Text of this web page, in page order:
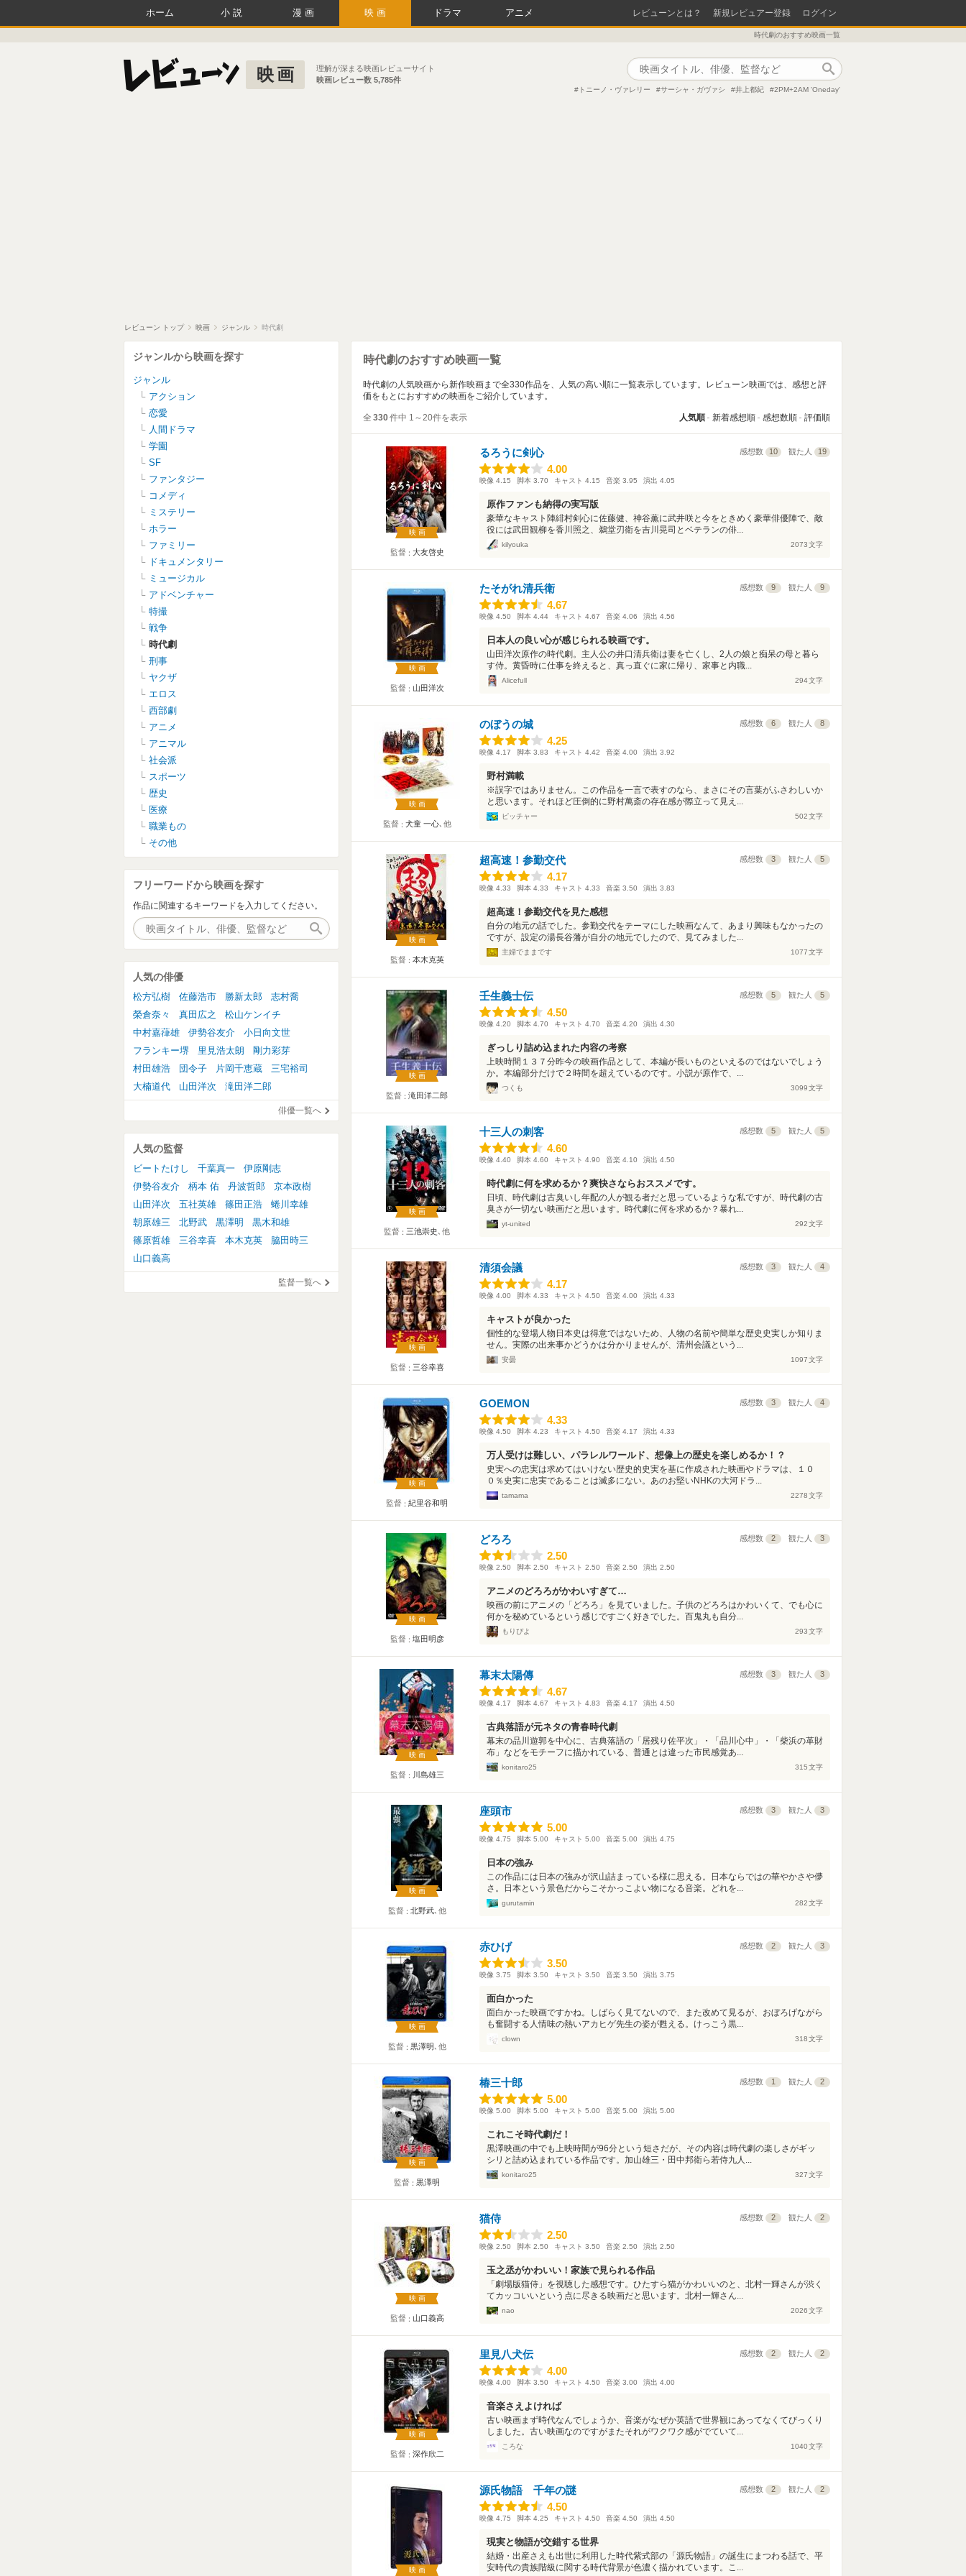
ホーム 小説 漫画 映画 ドラマ アニメ レビューンとは？ 新規レビュアー登録 ログイン
時代劇のおすすめ映画一覧
映画
理解が深まる映画レビューサイト
映画レビュー数 5,785件
トニーノ・ヴァレリー サーシャ・ガヴァシ 井上都紀 2PM+2AM 'Oneday'
レビューン トップ 映画 ジャンル 時代劇
時代劇のおすすめ映画一覧
時代劇の人気映画から新作映画まで全330作品を、人気の高い順に一覧表示しています。レビューン映画では、感想と評
価をもとにおすすめの映画をご紹介しています。
全 330件中 1～20件を表示 人気順 新着感想順 感想数順 評価順
映画
監督 大友啓史
るろうに剣心 感想数 10 観た人 19
4.00
4.00
映像 4.15 脚本 3.70 キャスト 4.15 音楽 3.95 演出 4.05
原作ファンも納得の実写版
豪華なキャスト陣緋村剣心に佐藤健、神谷薫に武井咲と今をときめく豪華俳優陣で、敵
役には武田観柳を香川照之、鵜堂刃衛を吉川晃司とベテランの俳...
kilyouka 2073文字
映画
監督 山田洋次
たそがれ清兵衛 感想数 9 観た人 9
4.67
4.67
映像 4.50 脚本 4.44 キャスト 4.67 音楽 4.06 演出 4.56
日本人の良い心が感じられる映画です。
山田洋次原作の時代劇。主人公の井口清兵衛は妻を亡くし、2人の娘と痴呆の母と暮ら
す侍。黄昏時に仕事を終えると、真っ直ぐに家に帰り、家事と内職...
Alicefull 294文字
映画
監督 犬童 一心､他
のぼうの城 感想数 6 観た人 8
4.25
4.25
映像 4.17 脚本 3.83 キャスト 4.42 音楽 4.00 演出 3.92
野村満載
※誤字ではありません。この作品を一言で表すのなら、まさにその言葉がふさわしいか
と思います。それほど圧倒的に野村萬斎の存在感が際立って見え...
ピッチャー 502文字
映画
監督 本木克英
超高速！参勤交代 感想数 3 観た人 5
4.17
4.17
映像 4.33 脚本 4.33 キャスト 4.33 音楽 3.50 演出 3.83
超高速！参勤交代を見た感想
自分の地元の話でした。参勤交代をテーマにした映画なんて、あまり興味もなかったの
ですが、設定の湯長谷藩が自分の地元でしたので、見てみました...
主婦でままです 1077文字
映画
監督 滝田洋二郎
壬生義士伝 感想数 5 観た人 5
4.50
4.50
映像 4.20 脚本 4.70 キャスト 4.70 音楽 4.20 演出 4.30
ぎっしり詰め込まれた内容の考察
上映時間１３７分昨今の映画作品として、本編が長いものといえるのではないでしょう
か。本編部分だけで２時間を超えているのです。小説が原作で、...
つくも 3099文字
映画
監督 三池崇史､他
十三人の刺客 感想数 5 観た人 5
4.60
4.60
映像 4.40 脚本 4.60 キャスト 4.90 音楽 4.10 演出 4.50
時代劇に何を求めるか？爽快さならおススメです。
日頃、時代劇は古臭いし年配の人が観る者だと思っているような私ですが、時代劇の古
臭さが一切ない映画だと思います。時代劇に何を求めるか？暴れ...
yt-united 292文字
映画
監督 三谷幸喜
清須会議 感想数 3 観た人 4
4.17
4.17
映像 4.00 脚本 4.33 キャスト 4.50 音楽 4.00 演出 4.33
キャストが良かった
個性的な登場人物日本史は得意ではないため、人物の名前や簡単な歴史史実しか知りま
せん。実際の出来事かどうかは分かりませんが、清州会議という...
安曇 1097文字
映画
監督 紀里谷和明
GOEMON 感想数 3 観た人 4
4.33
4.33
映像 4.50 脚本 4.23 キャスト 4.50 音楽 4.17 演出 4.33
万人受けは難しい、パラレルワールド、想像上の歴史を楽しめるか！？
史実への忠実は求めてはいけない歴史的史実を基に作成された映画やドラマは、１０
０％史実に忠実であることは滅多にない。あのお堅いNHKの大河ドラ...
tamama 2278文字
映画
監督 塩田明彦
どろろ 感想数 2 観た人 3
2.50
2.50
映像 2.50 脚本 2.50 キャスト 2.50 音楽 2.50 演出 2.50
アニメのどろろがかわいすぎて…
映画の前にアニメの「どろろ」を見ていました。子供のどろろはかわいくて、でも心に
何かを秘めているという感じですごく好きでした。百鬼丸も自分...
もりぴよ 293文字
映画
監督 川島雄三
幕末太陽傳 感想数 3 観た人 3
4.67
4.67
映像 4.17 脚本 4.67 キャスト 4.83 音楽 4.17 演出 4.50
古典落語が元ネタの青春時代劇
幕末の品川遊郭を中心に、古典落語の「居残り佐平次」・「品川心中」・「柴浜の革財
布」などをモチーフに描かれている、普通とは違った市民感覚あ...
konitaro25 315文字
映画
監督 北野武､他
座頭市 感想数 3 観た人 3
5.00
5.00
映像 4.75 脚本 5.00 キャスト 5.00 音楽 5.00 演出 4.75
日本の強み
この作品には日本の強みが沢山詰まっている様に思える。日本ならではの華やかさや儚
さ。日本という景色だからこそかっこよい物になる音楽。どれを...
gurutamin 282文字
映画
監督 黒澤明､他
赤ひげ 感想数 2 観た人 3
3.50
3.50
映像 3.75 脚本 3.50 キャスト 3.50 音楽 3.50 演出 3.75
面白かった
面白かった映画ですかね。しばらく見てないので、また改めて見るが、おぼろげながら
も奮闘する人情味の熱いアカヒゲ先生の姿が甦える。けっこう黒...
clown 318文字
映画
監督 黒澤明
椿三十郎 感想数 1 観た人 2
5.00
5.00
映像 5.00 脚本 5.00 キャスト 5.00 音楽 5.00 演出 5.00
これこそ時代劇だ！
黒澤映画の中でも上映時間が96分という短さだが、その内容は時代劇の楽しさがギッ
シリと詰め込まれている作品です。加山雄三・田中邦衛ら若侍九人...
konitaro25 327文字
映画
監督 山口義高
猫侍 感想数 2 観た人 2
2.50
2.50
映像 2.50 脚本 2.50 キャスト 3.50 音楽 2.50 演出 2.50
玉之丞がかわいい！家族で見られる作品
「劇場版猫侍」を視聴した感想です。ひたすら猫がかわいいのと、北村一輝さんが渋く
てカッコいいという点に尽きる映画だと思います。北村一輝さん...
nao 2026文字
映画
監督 深作欣二
里見八犬伝 感想数 2 観た人 2
4.00
4.00
映像 4.00 脚本 3.50 キャスト 4.50 音楽 3.00 演出 4.00
音楽さえよければ
古い映画まず時代なんでしょうか、音楽がなぜか英語で世界観にあってなくてびっくり
しました。古い映画なのですがまたそれがワクワク感がでていて...
ころな 1040文字
映画
源氏物語 千年の謎 感想数 2 観た人 2
4.50
4.50
映像 4.75 脚本 4.25 キャスト 4.50 音楽 4.50 演出 4.50
現実と物語が交錯する世界
結婚・出産さえも出世に利用した時代紫式部の「源氏物語」の誕生にまつわる話で、平
安時代の貴族階級に関する時代背景が色濃く描かれています。こ...
ジャンルから映画を探す
ジャンル
アクション
恋愛
人間ドラマ
学園
SF
ファンタジー
コメディ
ミステリー
ホラー
ファミリー
ドキュメンタリー
ミュージカル
アドベンチャー
特撮
戦争
時代劇
刑事
ヤクザ
エロス
西部劇
アニメ
アニマル
社会派
スポーツ
歴史
医療
職業もの
その他
フリーワードから映画を探す
作品に関連するキーワードを入力してください。
人気の俳優
松方弘樹 佐藤浩市 勝新太郎
志村喬
榮倉奈々
真田広之
松山ケンイチ
中村嘉葎雄
伊勢谷友介
小日向文世
フランキー堺
里見浩太朗
剛力彩芽
村田雄浩
団令子 片岡千恵蔵
三宅裕司
大楠道代
山田洋次 滝田洋二郎
俳優一覧へ
人気の監督
ビートたけし 千葉真一
伊原剛志
伊勢谷友介
柄本 佑 丹波哲郎
京本政樹
山田洋次
五社英雄 篠田正浩
蜷川幸雄
朝原雄三
北野武 黒澤明
黒木和雄
篠原哲雄
三谷幸喜 本木克英
脇田時三
山口義高
監督一覧へ